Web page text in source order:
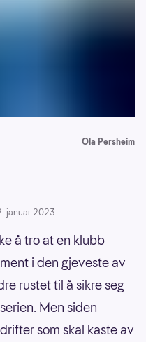
Ola Persheim
januar 2023
å tro at en klubb
i den gjeveste av
rustet til å sikre seg
Men siden
som skal kaste av